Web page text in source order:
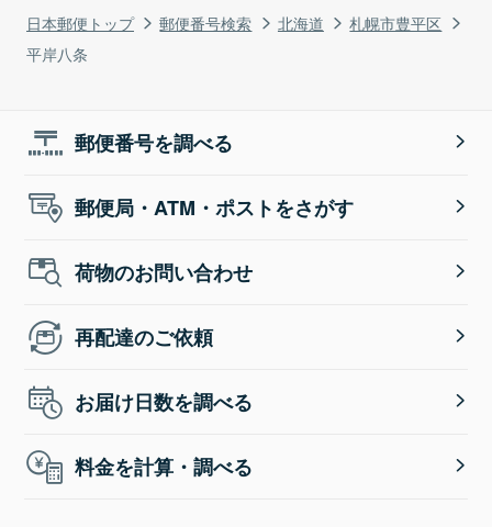
日本郵便トップ 郵便番号検索 北海道
札幌市豊平区
平岸八条
郵便番号を調べる
郵便局・ATM・ポストをさがす
荷物のお問い合わせ
再配達のご依頼
お届け日数を調べる
料金を計算・調べる